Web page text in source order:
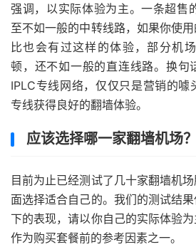
强调，以实际体验为主。一条超售
至不如一般的中转线路，如果你使
比也会有过这样的体验，部分机
顿，还不如一般的直连线路。换句
IPLC专线网络，仅仅只是营销的噱
专线获得良好的翻墙体验。
应该选择哪一家翻墙机场？
目前为止已经测试了几十家翻墙机
面选择适合自己的。我们的测试结
下的表现，请以你自己的实际体验
作为购买套餐前的参考因素之一。